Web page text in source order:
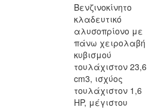
Βενζινοκίνητο
κλαδευτικό
αλυσοπρίονο με
πάνω χειρολαβή
κυβισμού
τουλάχιστον 23,6
cm3, ισχύος
τουλάχιστον 1,6
HP, μέγιστου